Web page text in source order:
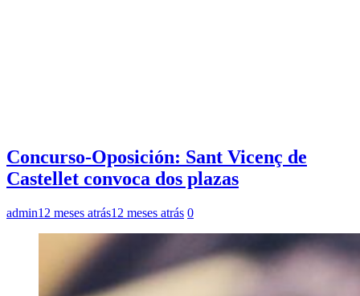
Concurso-Oposición: Sant Vicenç de
Castellet convoca dos plazas
admin12 meses atrás12 meses atrás 0